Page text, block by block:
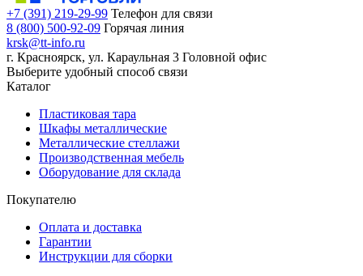
+7 (391) 219-29-99 Телефон для связи
8 (800) 500-92-09 Горячая линия
krsk@tt-info.ru
г. Красноярск, ул. Караульная 3 Головной офис
Выберите удобный способ связи
Каталог
Пластиковая тара
Шкафы металлические
Металлические стеллажи
Производственная мебель
Оборудование для склада
Покупателю
Оплата и доставка
Гарантии
Инструкции для сборки